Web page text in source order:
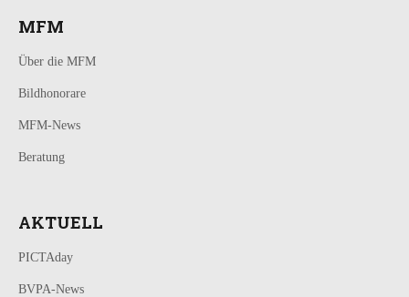
MFM
Über die MFM
Bildhonorare
MFM-News
Beratung
AKTUELL
PICTAday
BVPA-News